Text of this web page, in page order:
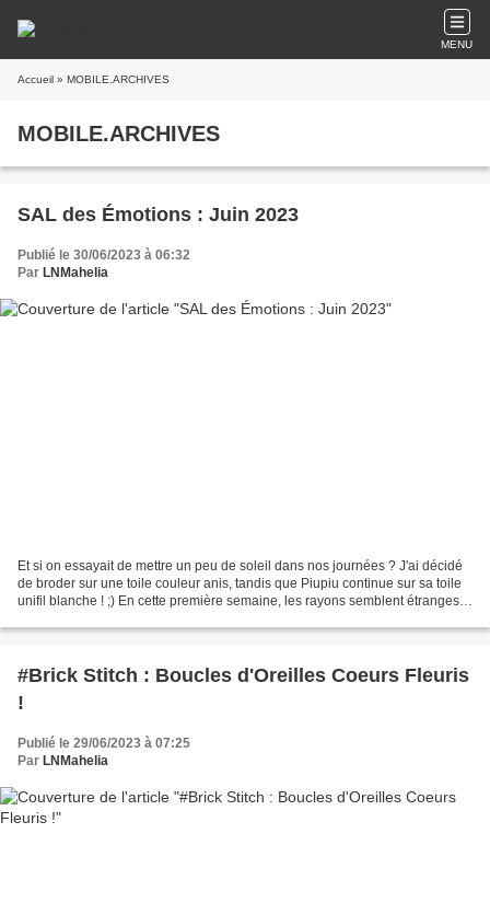
MENU
Accueil » MOBILE.ARCHIVES
MOBILE.ARCHIVES
SAL des Émotions : Juin 2023
Publié le 30/06/2023 à 06:32
Par LNMahelia
Et si on essayait de mettre un peu de soleil dans nos journées ? J'ai décidé
de broder sur une toile couleur anis, tandis que Piupiu continue sur sa toile
unifil blanche ! ;) En cette première semaine, les rayons semblent étranges
#Brick Stitch : Boucles d'Oreilles Coeurs Fleuris
!
Publié le 29/06/2023 à 07:25
Par LNMahelia